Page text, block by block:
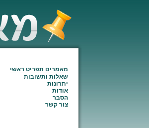
מאמרים תפריט ראשי
שאלות ותשובות
יתרונות
אודות
הסבר
צור קשר